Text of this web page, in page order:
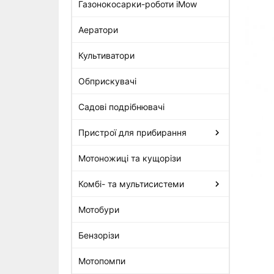
Газонокосарки-роботи iMow
Аератори
Культиватори
Обприскувачі
Садові подрібнювачі
Пристрої для прибирання
Мотоножиці та кущорізи
Комбі- та мультисистеми
Мотобури
Бензорізи
Мотопомпи
Циліндр з поршнем, діам. 40
(4128-020-1201)